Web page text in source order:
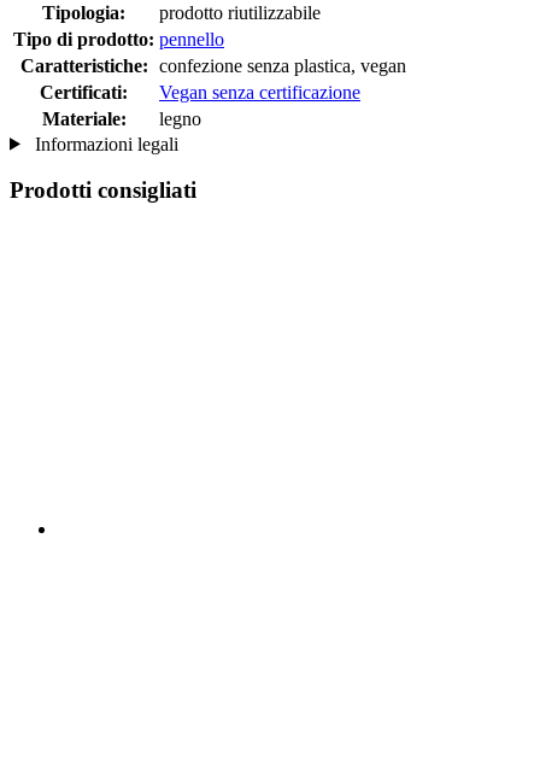
Tipologia:
prodotto riutilizzabile
Tipo di prodotto: pennello
Caratteristiche: confezione senza plastica, vegan
Certificati:
Vegan senza certificazione
Materiale:
legno
Informazioni legali
Prodotti consigliati